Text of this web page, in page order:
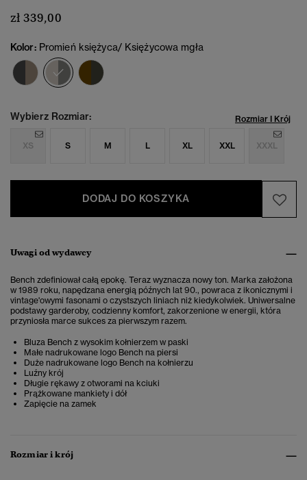
zł 339,00
Kolor: Promień księżyca/ Księżycowa mgła
wybrano
Wybierz Rozmiar: Rozmiar I Krój
XS S M L XL XXL XXXL
DODAJ DO KOSZYKA
Uwagi od wydawcy
Bench zdefiniował całą epokę. Teraz wyznacza nowy ton. Marka założona
w 1989 roku, napędzana energią późnych lat 90., powraca z ikonicznymi i
vintage'owymi fasonami o czystszych liniach niż kiedykolwiek. Uniwersalne
podstawy garderoby, codzienny komfort, zakorzenione w energii, która
przyniosła marce sukces za pierwszym razem.
Bluza Bench z wysokim kołnierzem w paski
Małe nadrukowane logo Bench na piersi
Duże nadrukowane logo Bench na kołnierzu
Luźny krój
Długie rękawy z otworami na kciuki
Prążkowane mankiety i dół
Zapięcie na zamek
Rozmiar i krój